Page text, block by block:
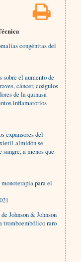
congénitas del
el aumento de
cáncer, coágulos
de la quinasa
inflamatorios
expansores del
almidón se
a menos que
para el
Johnson & Johnson
tromboembólico raro